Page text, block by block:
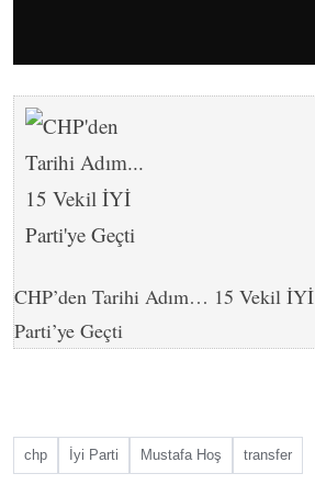
CHP’den Tarihi Adım… 15 Vekil İYİ
Parti’ye Geçti
chp İyi Parti Mustafa Hoş transfer